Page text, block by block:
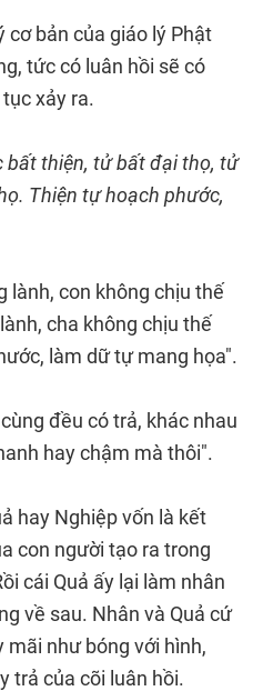
bản của giáo lý Phật
tức có luân hồi sẽ có
xảy ra.
bất thiện, tử bất đại thọ, tử
Thiện tự hoạch phước,
lành, con không chịu thế
cha không chịu thế
làm dữ tự mang họa".
đều có trả, khác nhau
hay chậm mà thôi".
hay Nghiệp vốn là kết
con người tạo ra trong
cái Quả ấy lại làm nhân
về sau. Nhân và Quả cứ
như bóng với hình,
trả của cõi luân hồi.